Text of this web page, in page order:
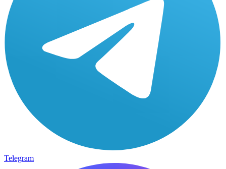
Telegram